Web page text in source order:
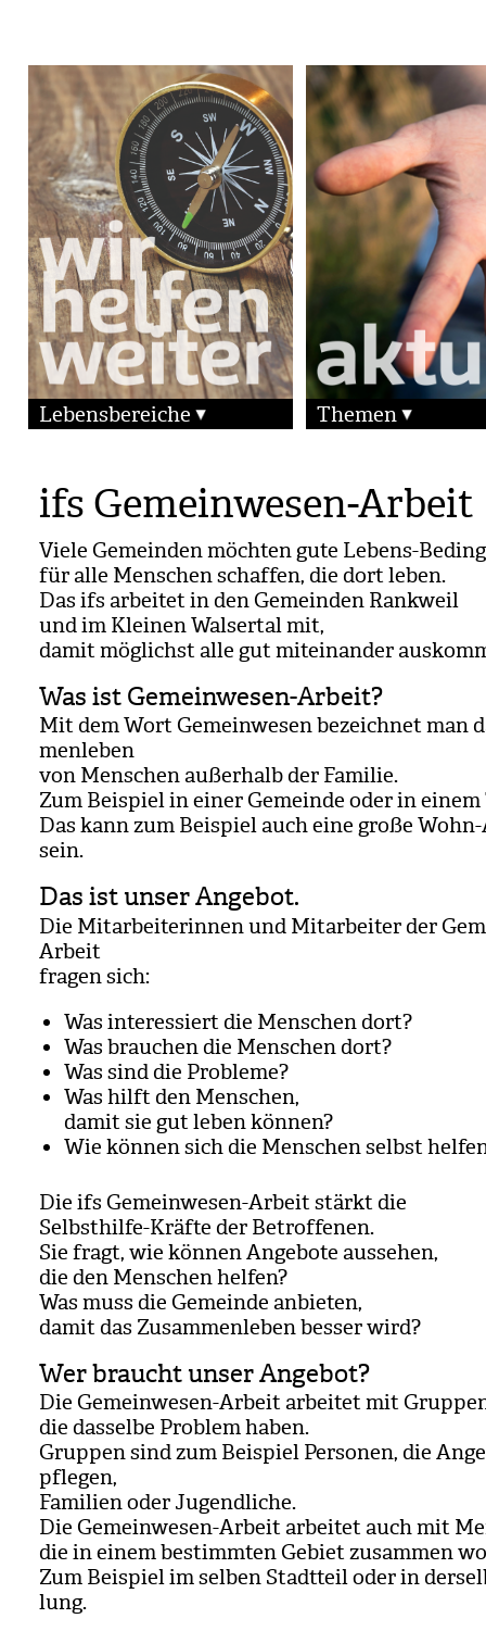
Lebensbereiche Themen
ifs Gemeinwesen-Arbeit
Viele Gemein­den möch­ten gute Lebens-
für alle Men­schen schaf­fen, die dort leben.
Das ifs arbei­tet in den Gemein­den Rank­weil
und im Klei­nen Wal­ser­tal mit,
damit mög­lichst alle gut mit­ein­an­der
Was ist Gemeinwesen-Arbeit?
Mit dem Wort Gemein­we­sen bezeich­net man
men­le­ben
von Men­schen außer­halb der Fami­lie.
Zum Bei­spiel in einer Gemeinde oder in einem
Das kann zum Bei­spiel auch eine große
sein.
Das ist unser Angebot.
Die Mit­ar­bei­te­rin­nen und Mit­ar­bei­ter der
Arbeit
fra­gen sich:
Was inter­es­siert die Men­schen dort?
Was brau­chen die Men­schen dort?
Was sind die Pro­bleme?
Was hilft den Men­schen,
damit sie gut leben kön­nen?
Wie kön­nen sich die Men­schen selbst
Die ifs Gemein­we­sen-Arbeit stärkt die
Selbst­hilfe-Kräfte der Betrof­fe­nen.
Sie fragt, wie kön­nen Ange­bote aus­se­hen,
die den Men­schen hel­fen?
Was muss die Gemeinde anbie­ten,
damit das Zusam­men­le­ben bes­ser wird?
Wer braucht unser Angebot?
Die Gemein­we­sen-Arbeit arbei­tet mit
die das­selbe Pro­blem haben.
Grup­pen sind zum Bei­spiel Per­so­nen, die
pfle­gen,
Fami­lien oder Jugend­li­che.
Die Gemein­we­sen-Arbeit arbei­tet auch mit
die in einem bestimm­ten Gebiet zusam­men
Zum Bei­spiel im sel­ben Stadt­teil oder in
lung.